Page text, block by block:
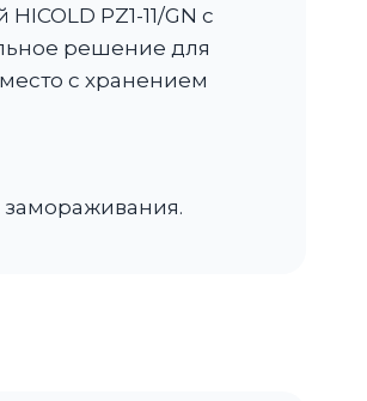
PZ1-11/GN с
решение для
с хранением
замораживания.